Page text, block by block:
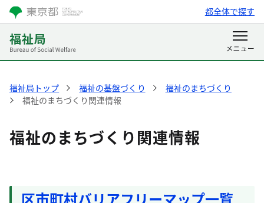
都全体で探す
福祉局トップ 福祉の基盤づくり
福祉のまちづくり
福祉のまちづくり関連情報
福祉のまちづくり関連情報
区市町村バリアフリーマップ一覧